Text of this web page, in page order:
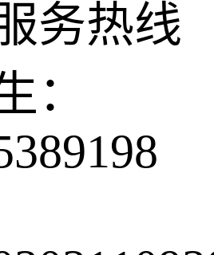
务热线
：